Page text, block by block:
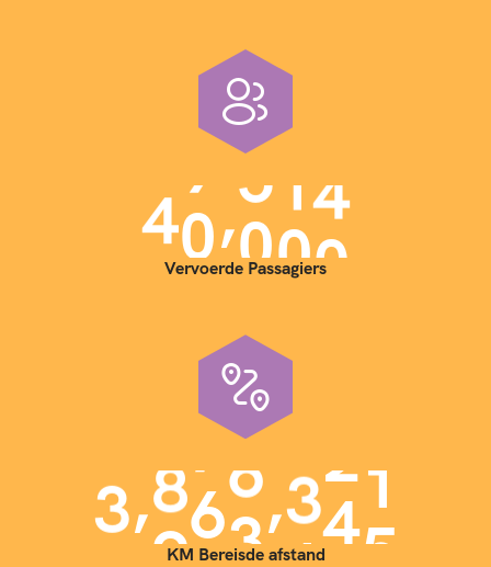
40,000
Vervoerde Passagiers
3,900,000
KM Bereisde afstand